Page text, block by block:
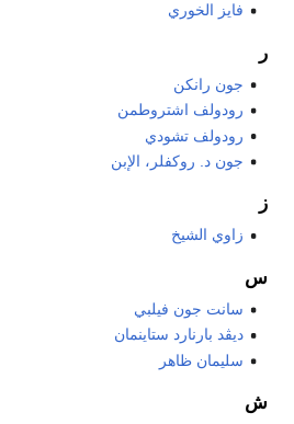
فايز الخوري
ر
جون رانكن
رودولف اشتروطمن
رودولف تشودي
جون د. روكفلر، الإبن
ز
زاوي الشيخ
س
سانت جون فيلبي
ديڤد بارنارد ستاينمان
سليمان ظاهر
ش